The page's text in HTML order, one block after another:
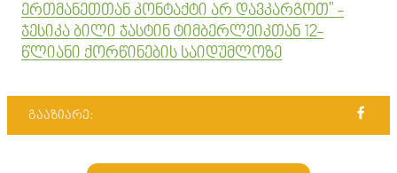
ერთმანეთთან კონტაქტი არ დავკარგოთ" -
ჯესიკა ბილი ჯასტინ ტიმბერლეიკთან 12-
წლიანი ქორწინების საიდუმლოზე
გააზიარე: